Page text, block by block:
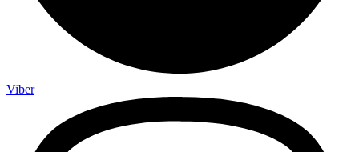
Viber